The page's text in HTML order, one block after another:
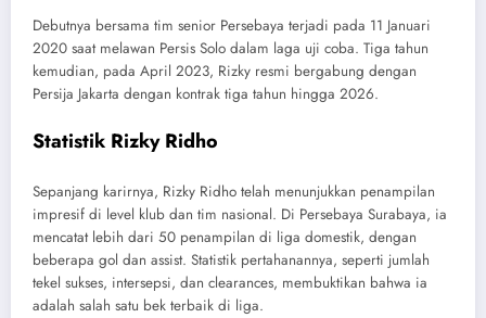
Debutnya bersama tim senior Persebaya terjadi pada 11 Januari
2020 saat melawan Persis Solo dalam laga uji coba. Tiga tahun
kemudian, pada April 2023, Rizky resmi bergabung dengan
Persija Jakarta dengan kontrak tiga tahun hingga 2026.
Statistik Rizky Ridho
Sepanjang karirnya, Rizky Ridho telah menunjukkan penampilan
impresif di level klub dan tim nasional. Di Persebaya Surabaya, ia
mencatat lebih dari 50 penampilan di liga domestik, dengan
beberapa gol dan assist. Statistik pertahanannya, seperti jumlah
tekel sukses, intersepsi, dan clearances, membuktikan bahwa ia
adalah salah satu bek terbaik di liga.